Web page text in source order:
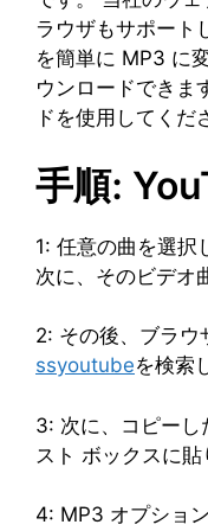
ラウザもサポート
を簡単に MP3 に
ウンロードできま
ドを使用してくだ
手順:
1: 任意の曲を選択
次に、そのビデオ
2: その後、ブラウ
ssyoutubeを検索
3: 次に、コピーし
スト ボックスに貼
4: MP3 オプショ